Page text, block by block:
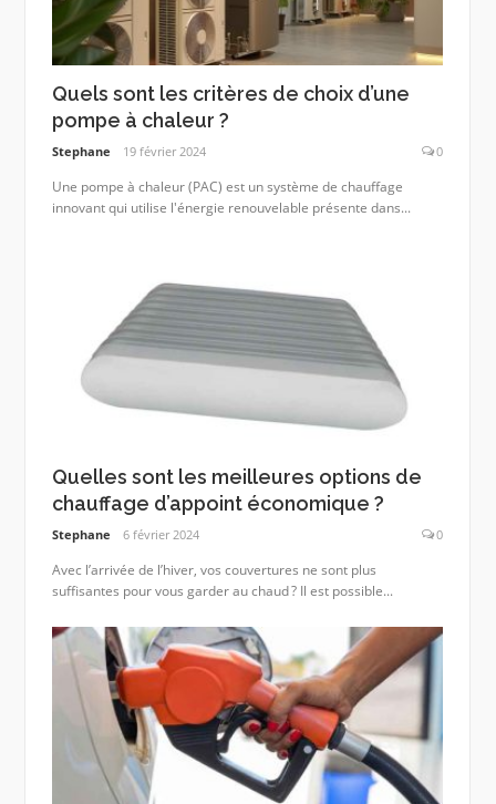
Quels sont les critères de choix d’une
pompe à chaleur ?
Stephane 19 février 2024 0
Une pompe à chaleur (PAC) est un système de chauffage
innovant qui utilise l'énergie renouvelable présente dans...
Quelles sont les meilleures options de
chauffage d’appoint économique ?
Stephane 6 février 2024 0
Avec l’arrivée de l’hiver, vos couvertures ne sont plus
suffisantes pour vous garder au chaud ? Il est possible...